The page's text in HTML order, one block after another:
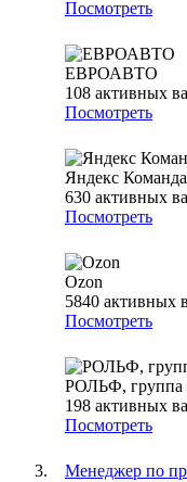
Посмотреть
ЕВРОАВТО
108 активных
Посмотреть
Яндекс
630 активных
Посмотреть
Ozon
5840 активных
Посмотреть
РОЛЬФ, группа
198 активных
Посмотреть
Менеджер по